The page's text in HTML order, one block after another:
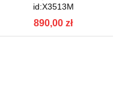
id:X3513M
890,00 zł